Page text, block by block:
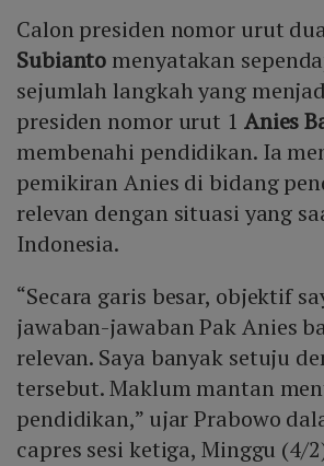
Calon presiden nomor urut
Subianto menyatakan
sejumlah langkah yang
presiden nomor urut 1 Anies
membenahi pendidikan. Ia
pemikiran Anies di bidang
relevan dengan situasi yang
Indonesia.
“Secara garis besar, objektif
jawaban-jawaban Pak Anies
relevan. Saya banyak setuju
tersebut. Maklum mantan
pendidikan,” ujar Prabowo
capres sesi ketiga, Minggu (4/